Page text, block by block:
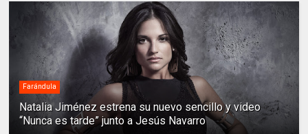
Farándula
Natalia Jiménez estrena su nuevo sencillo y video
“Nunca es tarde” junto a Jesús Navarro